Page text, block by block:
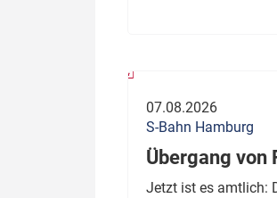
07.08.2026
S-Bahn Hamburg
Übergang von
Jetzt ist es amtlich: